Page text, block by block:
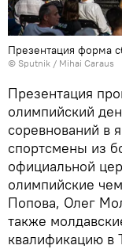
Презентация форма
© Sputnik / Mihai Caraus
Презентация
олимпийский
соревнований в
спортсмены из
официальной
олимпийские
Попова, Олег
также
квалификацию в